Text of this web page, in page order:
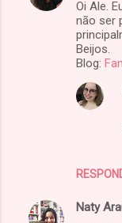
Oi Ale.
não ser
Beijos.
Blog:
Naty